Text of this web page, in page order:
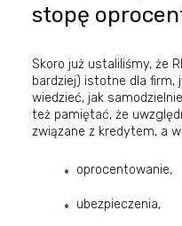
stopę
Skoro już ustaliliśmy, że
bardziej) istotne dla firm,
wiedzieć, jak
też pamiętać, że
związane z kredytem, a
oprocentowanie,
ubezpieczenia,